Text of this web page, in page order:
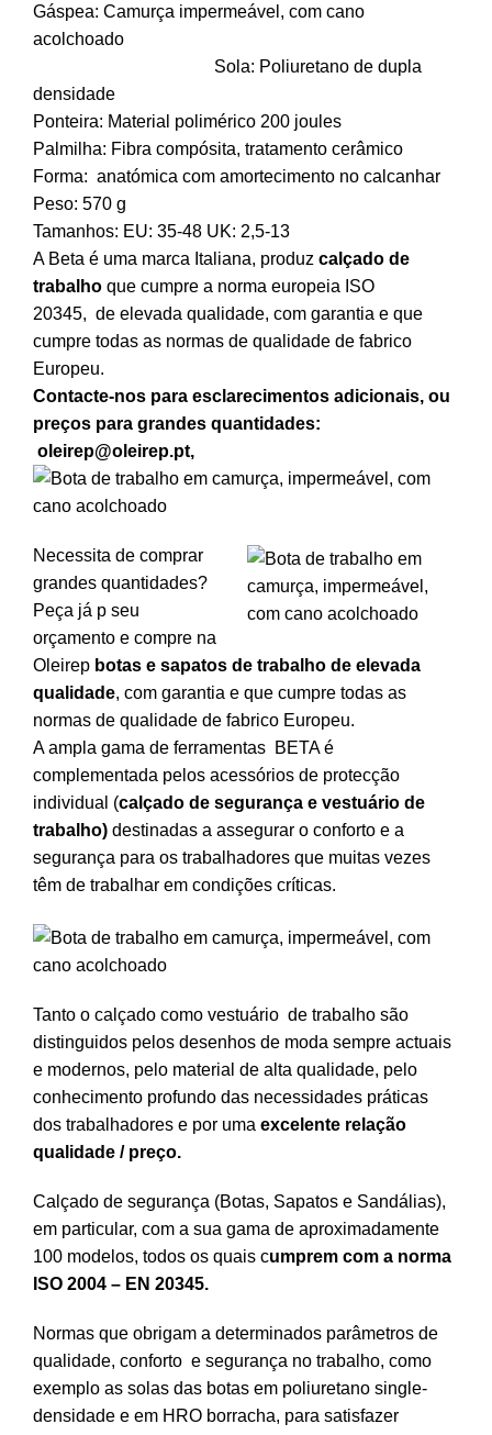
Gáspea: Camurça impermeável, com cano
acolchoado
Sola: Poliuretano de dupla
densidade
Ponteira: Material polimérico 200 joules
Palmilha: Fibra compósita, tratamento cerâmico
Forma: anatómica com amortecimento no calcanhar
Peso: 570 g
Tamanhos: EU: 35-48 UK: 2,5-13
A Beta é uma marca Italiana, produz calçado de
trabalho que cumpre a norma europeia ISO
20345, de elevada qualidade, com garantia e que
cumpre todas as normas de qualidade de fabrico
Europeu.
Contacte-nos para esclarecimentos adicionais, ou
preços para grandes quantidades:
oleirep@oleirep.pt,
Necessita de comprar
grandes quantidades?
Peça já p seu
orçamento e compre na
Oleirep botas e sapatos de trabalho de elevada
qualidade, com garantia e que cumpre todas as
normas de qualidade de fabrico Europeu.
A ampla gama de ferramentas BETA é
complementada pelos acessórios de protecção
individual (calçado de segurança e vestuário de
trabalho) destinadas a assegurar o conforto e a
segurança para os trabalhadores que muitas vezes
têm de trabalhar em condições críticas.
Tanto o calçado como vestuário de trabalho são
distinguidos pelos desenhos de moda sempre actuais
e modernos, pelo material de alta qualidade, pelo
conhecimento profundo das necessidades práticas
dos trabalhadores e por uma excelente relação
qualidade / preço.
Calçado de segurança (Botas, Sapatos e Sandálias),
em particular, com a sua gama de aproximadamente
100 modelos, todos os quais cumprem com a norma
ISO 2004 – EN 20345.
Normas que obrigam a determinados parâmetros de
qualidade, conforto e segurança no trabalho, como
exemplo as solas das botas em poliuretano single-
densidade e em HRO borracha, para satisfazer